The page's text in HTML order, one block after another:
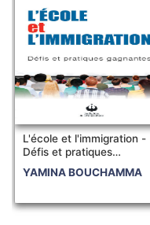
L'école et l'immigration -
Défis et pratiques
gagnantes
YAMINA BOUCHAMMA